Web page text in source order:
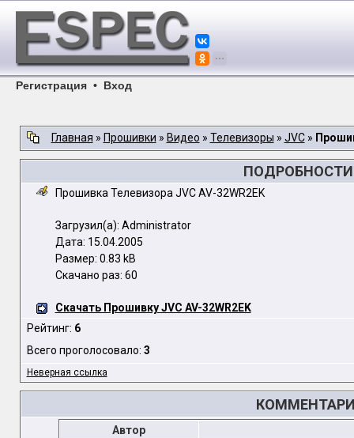
Регистрация • Вход
Главная » Прошивки » Видео » Телевизоры » JVC»
ПОДРОБНОСТИ
Прошивка Телевизора JVC AV-32WR2EK
Загрузил(а): Administrator
Дата: 15.04.2005
Размер: 0.83 kB
Скачано раз: 60
Скачать Прошивку JVC AV-32WR2EK
Рейтинг: 6
Всего проголосовало: 3
Неверная ссылка
Автор